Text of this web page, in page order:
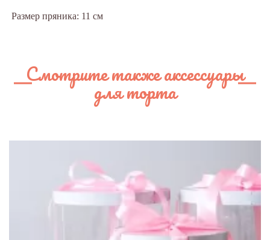
Размер пряника: 11 см
Смотрите также аксессуары
для торта